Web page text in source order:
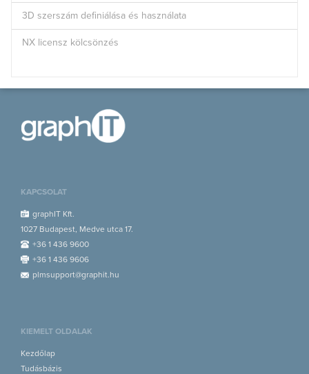
3D szerszám definiálása és használata
NX licensz kölcsönzés
KAPCSOLAT
graphIT Kft.
1027 Budapest, Medve utca 17.
+36 1 436 9600
+36 1 436 9606
plmsupport@graphit.hu
KIEMELT OLDALAK
Kezdőlap
Tudásbázis